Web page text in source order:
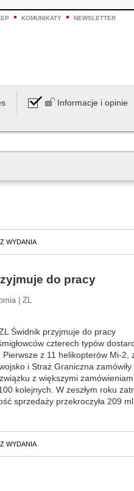
KOMUNIKATY NEWSLETTER
Informacje i opinie
WYDANIA
do pracy
| ZL
Świdnik przyjmuje do pracy
czterech typów
z 11 helikopterów Mi-
i Straż Graniczna
z większymi
kolejnych. W zeszłym roku
sprzedaży przekroczyła 209
WYDANIA